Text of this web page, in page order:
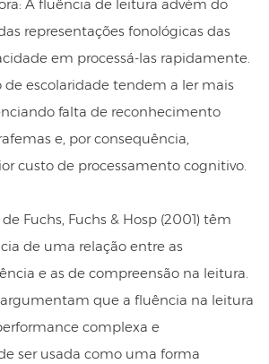
A fluência de leitura advém do
representações fonológicas das
em processá-las rapidamente.
de escolaridade tendem a ler mais
falta de reconhecimento
e, por consequência,
custo de processamento cognitivo.
Fuchs, Fuchs & Hosp (2001) têm
de uma relação entre as
e as de compreensão na leitura.
que a fluência na leitura
complexa e
ser usada como uma forma